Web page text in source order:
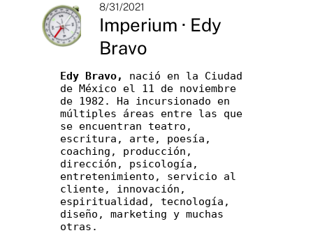
8/31/2021
Imperium · Edy
Bravo
Edy Bravo,
nació en la Ciudad
de México el 11 de noviembre
de 1982. Ha incursionado en
múltiples áreas entre las que
se encuentran teatro,
escritura, arte, poesía,
coaching, producción,
dirección, psicología,
entretenimiento, servicio al
cliente, innovación,
espiritualidad, tecnología,
diseño, marketing y muchas
otras.